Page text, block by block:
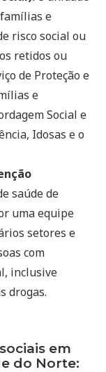
e
risco social ou
retidos ou
de Proteção e
e
Social e
Idosas e o
saúde de
uma equipe
setores e
com
inclusive
drogas.
em
do Norte: